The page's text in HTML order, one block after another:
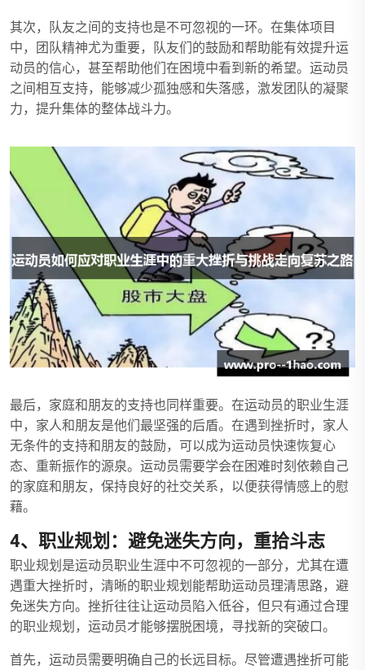
其次，队友之间的支持也是不可忽视的一环。在集体项目
中，团队精神尤为重要，队友们的鼓励和帮助能有效提升运
动员的信心，甚至帮助他们在困境中看到新的希望。运动员
之间相互支持，能够减少孤独感和失落感，激发团队的凝聚
力，提升集体的整体战斗力。
最后，家庭和朋友的支持也同样重要。在运动员的职业生涯
中，家人和朋友是他们最坚强的后盾。在遇到挫折时，家人
无条件的支持和朋友的鼓励，可以成为运动员快速恢复心
态、重新振作的源泉。运动员需要学会在困难时刻依赖自己
的家庭和朋友，保持良好的社交关系，以便获得情感上的慰
藉。
4、职业规划：避免迷失方向，重拾斗志
职业规划是运动员职业生涯中不可忽视的一部分，尤其在遭
遇重大挫折时，清晰的职业规划能帮助运动员理清思路，避
免迷失方向。挫折往往让运动员陷入低谷，但只有通过合理
的职业规划，运动员才能够摆脱困境，寻找新的突破口。
首先，运动员需要明确自己的长远目标。尽管遭遇挫折可能